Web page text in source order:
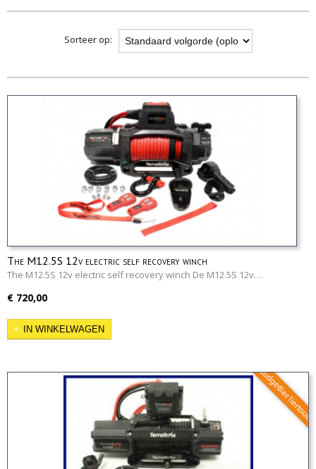
Sorteer op:
The M12.5S 12v electric self recovery winch
The M12.5S 12v electric self recovery winch De M12.5S 12v…
€ 720,00
IN WINKELWAGEN
Budgetlier liertouw